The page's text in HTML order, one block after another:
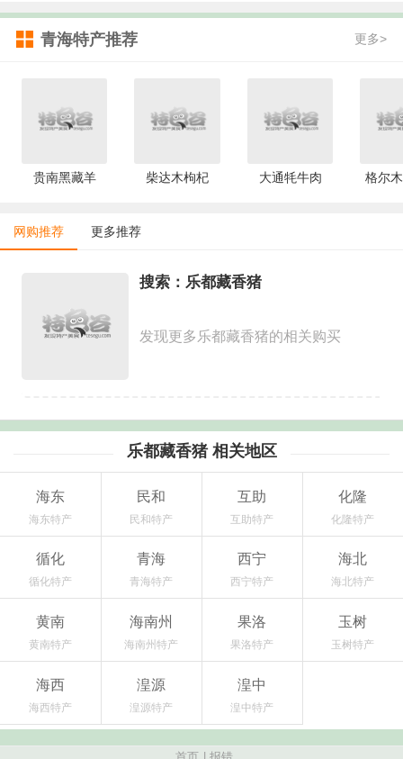
青海特产推荐 更多>
贵南黑藏羊 柴达木枸杞 大通牦牛肉 格尔
网购推荐 更多推荐
搜索：乐都藏香猪
发现更多乐都藏香猪的相关购买
乐都藏香猪 相关地区
海东
海东特产
民和
民和特产
互助
互助特产
化隆
化隆特产
循化
循化特产
青海
青海特产
西宁
西宁特产
海北
海北特产
黄南
黄南特产
海南州
海南州特产
果洛
果洛特产
玉树
玉树特产
海西
海西特产
湟源
湟源特产
湟中
湟中特产